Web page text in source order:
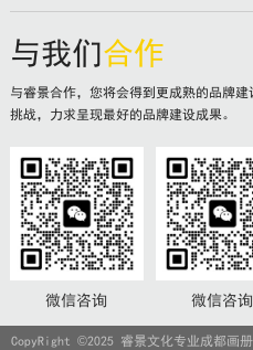
与我们合作
与睿景合作，您将会得到更成熟的品牌
挑战，力求呈现最好的品牌建设成果。
微信咨询 微信咨询
CopyRight ©2025 睿景文化专业成都画